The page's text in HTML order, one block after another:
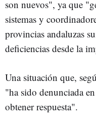
son nuevos", ya que
sistemas y
provincias andaluzas
deficiencias desde la
Una situación que,
"ha sido denunciada
obtener respuesta".